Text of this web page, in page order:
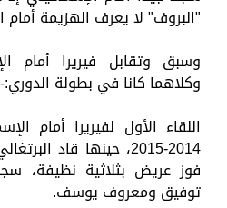
"البروف" لا يعرف الهزيمة أمام
وسبق وتقابل فيريرا أمام
وكلاهما كانا في بطولة الدوري:-
اللقاء الأول لفيريرا أمام
2014-2015، حينها قاد
فوز عريض بثلاثية نظيفة،
توفيق ومعروف يوسف.